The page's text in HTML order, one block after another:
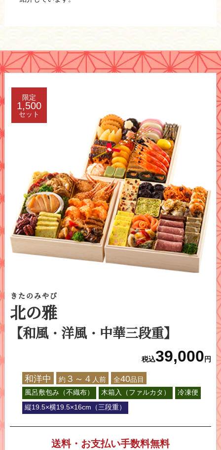
限定
1,500
セット
北の雅
きたのみやび
【和風・洋風・中華三段重】
税込39,000 円
和洋中 約 ３～４ 人前 全40品目
風呂敷包み（不織布）
木箱入（ファルカタ）
冷凍便
縦19.5×横19.5×16cm（三段重）
送料・お支払い手数料無料